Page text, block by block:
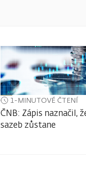
1-MINUTOVÉ ČTENÍ
ČNB: Zápis naznačil,
sazeb zůstane